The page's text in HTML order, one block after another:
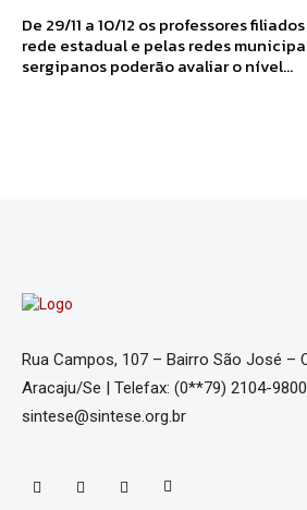
De 29/11 a 10/12 os professores
rede estadual e pelas redes
sergipanos poderão avaliar o nível...
Rua Campos, 107 – Bairro São José –
Aracaju/Se | Telefax: (0**79) 2104-
sintese@sintese.org.br